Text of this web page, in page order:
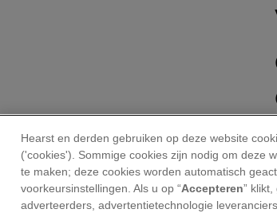
Hearst en derden gebruiken op deze website
('cookies'). Sommige cookies zijn nodig om deze
te maken; deze cookies worden automatisch
voorkeursinstellingen. Als u op “Accepteren”
adverteerders, advertentietechnologie